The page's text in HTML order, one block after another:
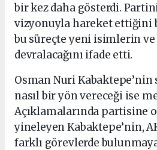
bir kez daha gösterdi.
vizyonuyla hareket ettiğini
bu süreçte yeni isimlerin ve
devralacağını ifade etti.
Osman Nuri Kabaktepe’nin
nasıl bir yön vereceği ise
Açıklamalarında partisine
yineleyen Kabaktepe’nin,
farklı görevlerde